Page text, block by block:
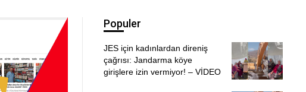
Populer
JES için kadınlardan direniş
çağrısı: Jandarma köye
girişlere izin vermiyor! – VİDEO